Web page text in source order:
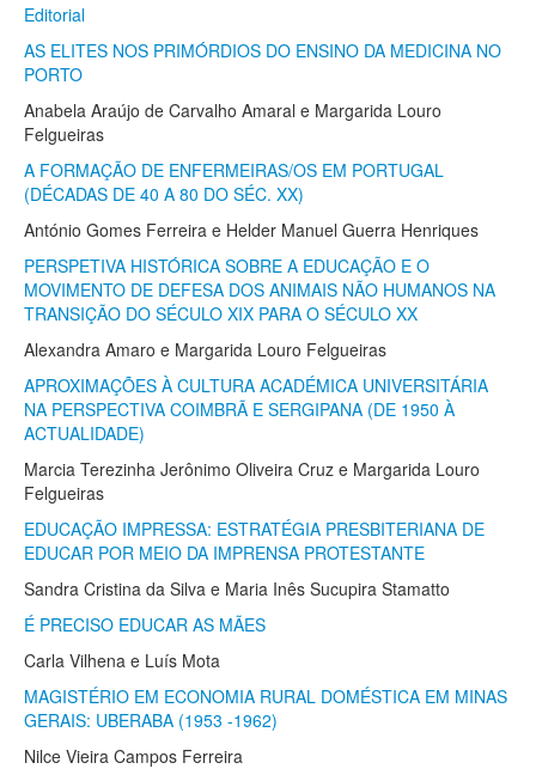
Editorial
AS ELITES NOS PRIMÓRDIOS DO ENSINO DA MEDICINA NO
PORTO
Anabela Araújo de Carvalho Amaral e Margarida Louro
Felgueiras
A FORMAÇÃO DE ENFERMEIRAS/OS EM PORTUGAL
(DÉCADAS DE 40 A 80 DO SÉC. XX)
António Gomes Ferreira e Helder Manuel Guerra Henriques
PERSPETIVA HISTÓRICA SOBRE A EDUCAÇÃO E O
MOVIMENTO DE DEFESA DOS ANIMAIS NÃO HUMANOS NA
TRANSIÇÃO DO SÉCULO XIX PARA O SÉCULO XX
Alexandra Amaro e Margarida Louro Felgueiras
APROXIMAÇÕES À CULTURA ACADÉMICA UNIVERSITÁRIA
NA PERSPECTIVA COIMBRÃ E SERGIPANA (DE 1950 À
ACTUALIDADE)
Marcia Terezinha Jerônimo Oliveira Cruz e Margarida Louro
Felgueiras
EDUCAÇÃO IMPRESSA: ESTRATÉGIA PRESBITERIANA DE
EDUCAR POR MEIO DA IMPRENSA PROTESTANTE
Sandra Cristina da Silva e Maria Inês Sucupira Stamatto
É PRECISO EDUCAR AS MÃES
Carla Vilhena e Luís Mota
MAGISTÉRIO EM ECONOMIA RURAL DOMÉSTICA EM MINAS
GERAIS: UBERABA (1953 -1962)
Nilce Vieira Campos Ferreira